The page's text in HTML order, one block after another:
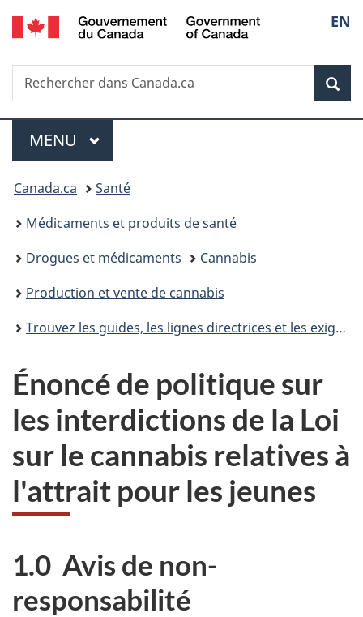
Passer
au
principal
Passer
à
Au
du
Passer
à
version
simplifiée
de
la
EN
Recherche
Rechercher
dans
Menu
MENU PRINCIPAL
Vous
êtes
ici :
Canada.ca
Santé
Médicaments et produits de santé
Drogues et médicaments
Cannabis
Production et vente de cannabis
Trouvez les guides, les lignes directrices et les exigences pour l’industrie du cannabis
Énoncé de politique sur
les interdictions de la Loi
sur le cannabis relatives à
l'attrait pour les jeunes
1.0 Avis de non-
responsabilité